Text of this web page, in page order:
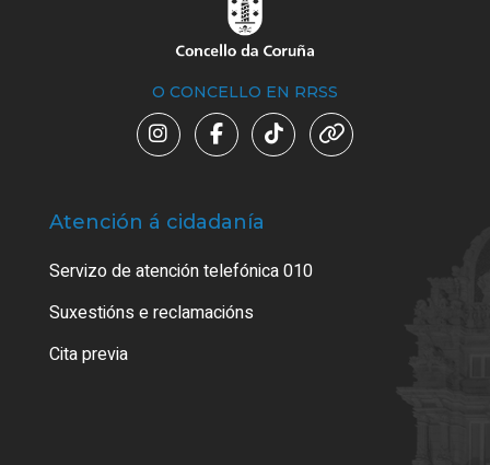
O CONCELLO EN RRSS
Atención á cidadanía
Servizo de atención telefónica 010
Suxestións e reclamacións
Cita previa